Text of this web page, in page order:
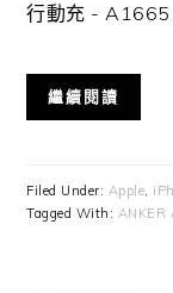
行動充 - A1665
繼續閱讀
Filed Under: Apple,
Tagged With: ANKER